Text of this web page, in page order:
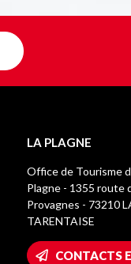
LA PLAGNE
Office de Tourisme
Plagne - 1355 route
Provagnes - 73210
TARENTAISE
CONTACTS